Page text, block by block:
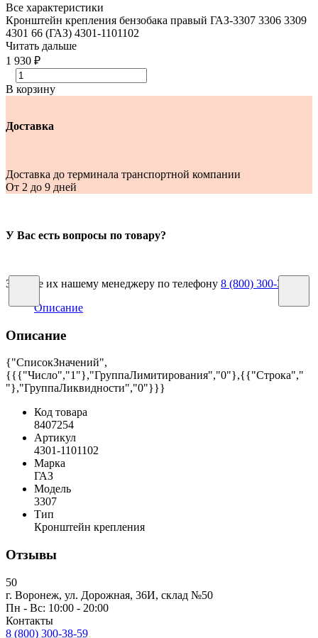
Все характеристики
Кронштейн крепления бензобака правый ГАЗ-3307 3306 3309
4301 66 (ГАЗ) 4301-1101102
Читать дальше
1 930 ₽
В корзину
Доставка
Доставка до терминала транспортной компании
От 2 до 9 дней
У Вас есть вопросы по товару?
Задайте их нашему менеджеру по телефону 8 (800) 300-38-59
Описание
Описание
{"СписокЗначений",
{{{"Число","1"},"ГруппаЛимитирования","0"},{{"Строка","
"},"ГруппаЛиквидности","0"}}}
Код товара
8407254
Артикул
4301-1101102
Марка
ГАЗ
Модель
3307
Тип
Кронштейн крепления
Отзывы
50
г. Воронеж, ул. Дорожная, 36И, склад №50
Пн - Вс: 10:00 - 20:00
Контакты
8 (800) 300-38-59